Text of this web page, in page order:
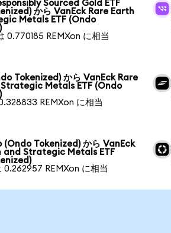
Sourced Gold ETF
から VanEck Rare Earth
Metals ETF (Ondo
0.770185 REMXon に相当
Tokenized) から VanEck Rare
Metals ETF (Ondo
REMXon に相当
(Ondo Tokenized) から VanEck
and Strategic Metals ETF
0.262957 REMXon に相当